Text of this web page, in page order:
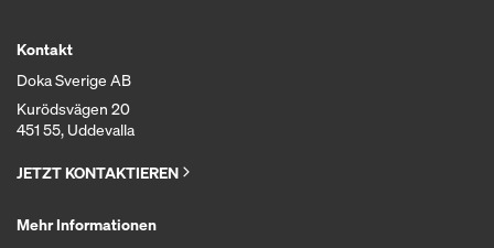
Kontakt
Doka Sverige AB
Kurödsvägen 20
451 55, Uddevalla
JETZT KONTAKTIEREN
Mehr Informationen